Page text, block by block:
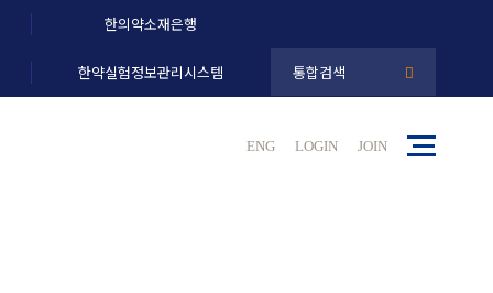
한의약소재은행
한약실험정보관리시스템 통합검색
ENG LOGIN JOIN